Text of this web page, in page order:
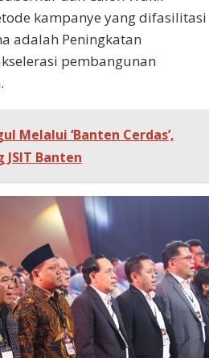
kampanye yang difasilitasi
adalah Peningkatan
pembangunan
Melalui ‘Banten Cerdas’,
JSIT Banten